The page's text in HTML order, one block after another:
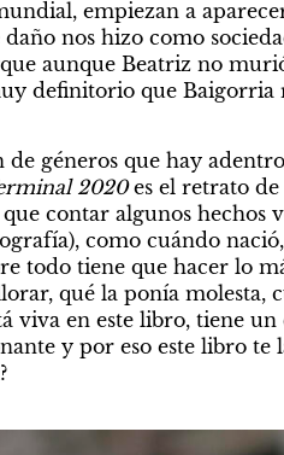
empiezan a
nos hizo como
aunque Beatriz no
definitorio que Baigorria
géneros que hay
2020 es el retrato
contar algunos hechos
como cuándo
todo tiene que hacer lo
qué la ponía molesta,
viva en este libro, tiene
y por eso este libro te